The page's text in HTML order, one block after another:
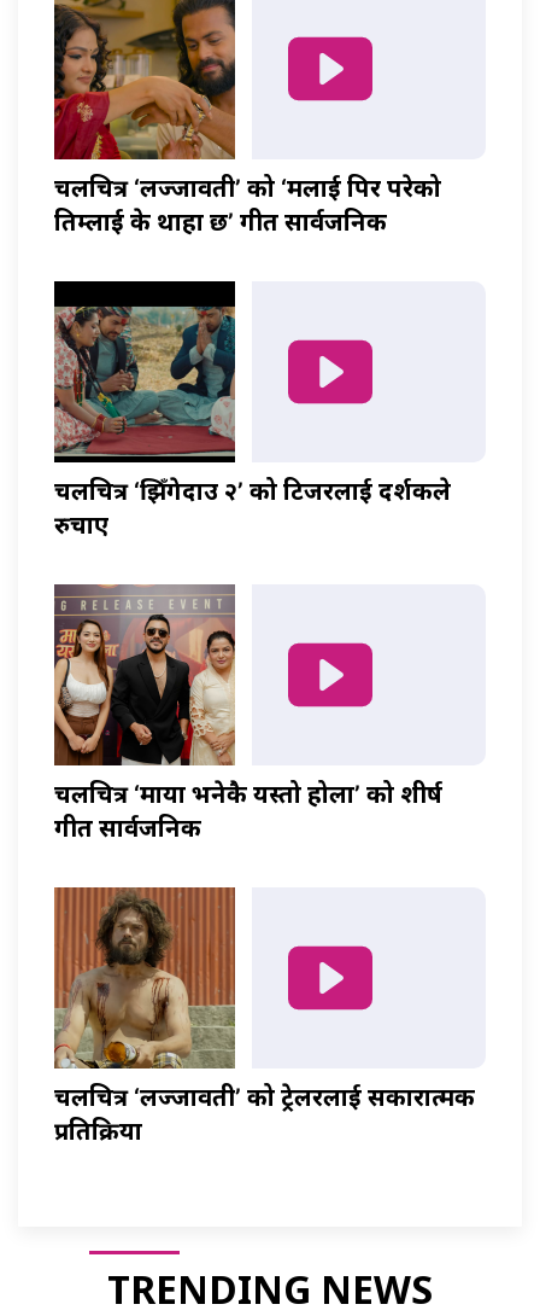
चलचित्र ‘लज्जावती’ को ‘मलाई पिर परेको
तिम्लाई के थाहा छ’ गीत सार्वजनिक
चलचित्र ‘झिँगेदाउ २’ को टिजरलाई दर्शकले
रुचाए
चलचित्र ‘माया भनेकै यस्तो होला’ को शीर्ष
गीत सार्वजनिक
चलचित्र ‘लज्जावती’ को ट्रेलरलाई सकारात्मक
प्रतिक्रिया
TRENDING NEWS